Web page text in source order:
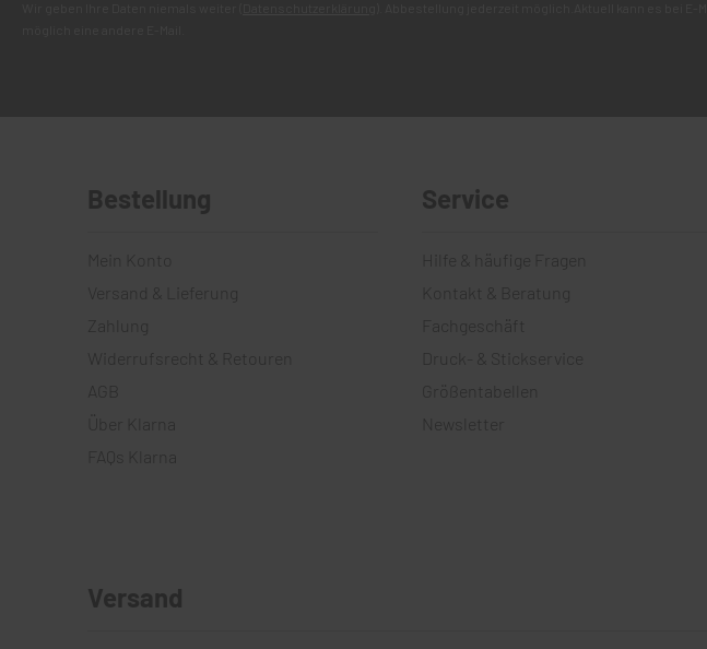
Bestellung
Versand & Lieferung
Zahlung
Widerrufsrecht & Retouren
AGB
FAQs Klarna
Service
Hilfe & häufige Fragen
Kontakt & Beratung
Fachgeschäft
Druck- & Stickservice
Größentabellen
Newsletter
Versand